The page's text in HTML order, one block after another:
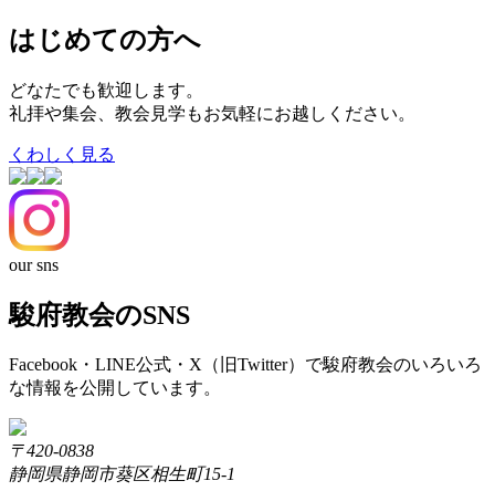
はじめての方へ
どなたでも歓迎します。
礼拝や集会、教会見学もお気軽にお越しください。
くわしく見る
our sns
駿府教会のSNS
Facebook・LINE公式・X（旧Twitter）で駿府教会のいろいろ
な情報を公開しています。
〒420-0838
静岡県静岡市葵区相生町15-1